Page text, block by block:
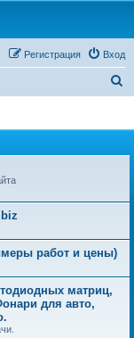
Вход
Регистрация
работ и цены)
матриц,
для авто,